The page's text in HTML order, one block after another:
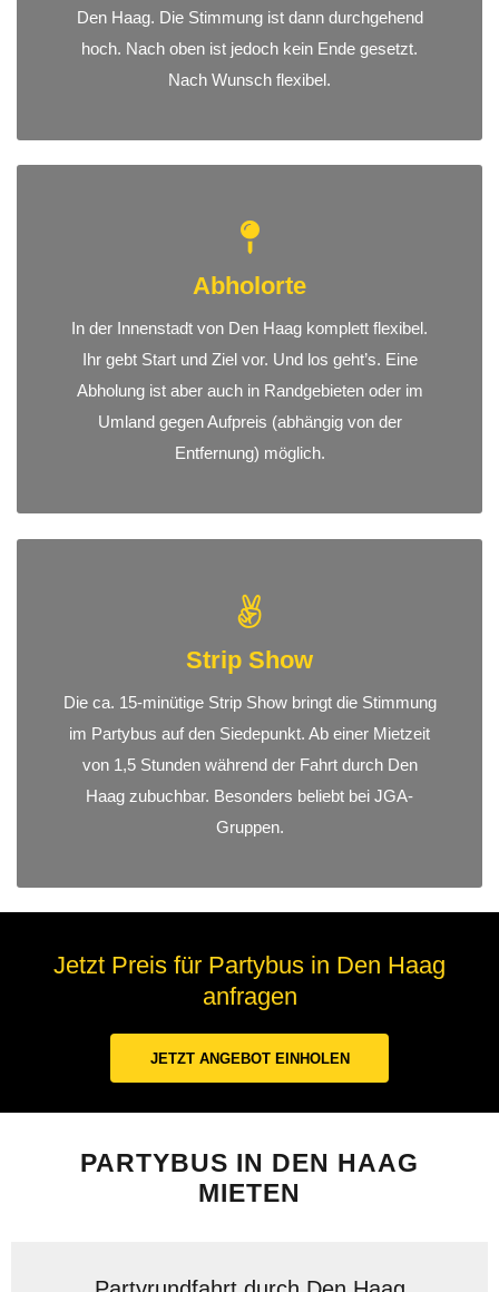
Den Haag. Die Stimmung ist dann durchgehend
hoch. Nach oben ist jedoch kein Ende gesetzt.
Nach Wunsch flexibel.
Abholorte
In der Innenstadt von Den Haag komplett flexibel.
Ihr gebt Start und Ziel vor. Und los geht’s. Eine
Abholung ist aber auch in Randgebieten oder im
Umland gegen Aufpreis (abhängig von der
Entfernung) möglich.
Strip Show
Die ca. 15-minütige Strip Show bringt die Stimmung
im Partybus auf den Siedepunkt. Ab einer Mietzeit
von 1,5 Stunden während der Fahrt durch Den
Haag zubuchbar. Besonders beliebt bei JGA-
Gruppen.
Jetzt Preis für Partybus in Den Haag
anfragen
JETZT ANGEBOT EINHOLEN
PARTYBUS IN DEN HAAG
MIETEN